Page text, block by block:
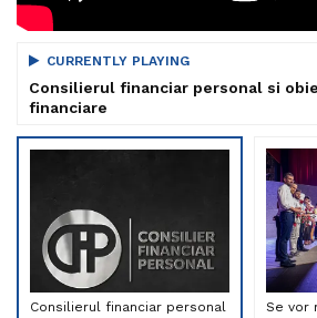
CURRENTLY PLAYING
Consilierul financiar personal si
financiare
Consilierul financiar personal
Se vor